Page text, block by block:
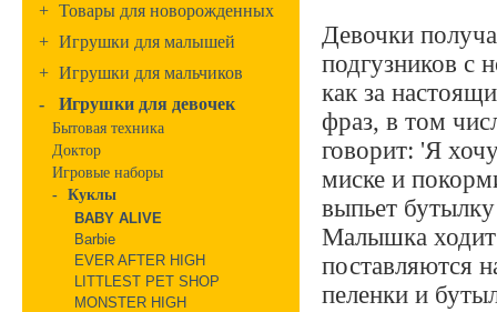
+ Товары для новорожденных
+ Игрушки для малышей
+ Игрушки для мальчиков
-
Игрушки для девочек
Бытовая техника
Доктор
Игровые наборы
- Куклы
BABY ALIVE
Barbie
EVER AFTER HIGH
LITTLEST PET SHOP
MONSTER HIGH
Девочки
подгузников с
как за
фраз, в том
говорит: 'Я
миске и
выпьет
Малышка ходит
поставляются
пеленки и